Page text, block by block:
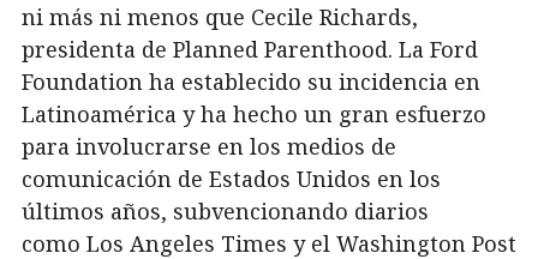
ni más ni menos que Cecile Richards,
presidenta de Planned Parenthood. La Ford
Foundation ha establecido su incidencia en
Latinoamérica y ha hecho un gran esfuerzo
para involucrarse en los medios de
comunicación de Estados Unidos en los
últimos años, subvencionando diarios
como Los Angeles Times y el Washington Post